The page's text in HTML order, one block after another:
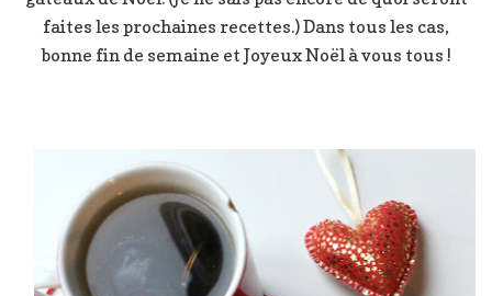
faites les prochaines recettes.) Dans tous les cas,
bonne fin de semaine et Joyeux Noël à vous tous !